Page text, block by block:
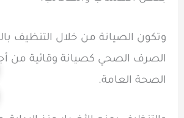
وتكون الصيانة من خلال التنظيف
الصرف الصحي كصيانة وقائية من
الصحة العامة.